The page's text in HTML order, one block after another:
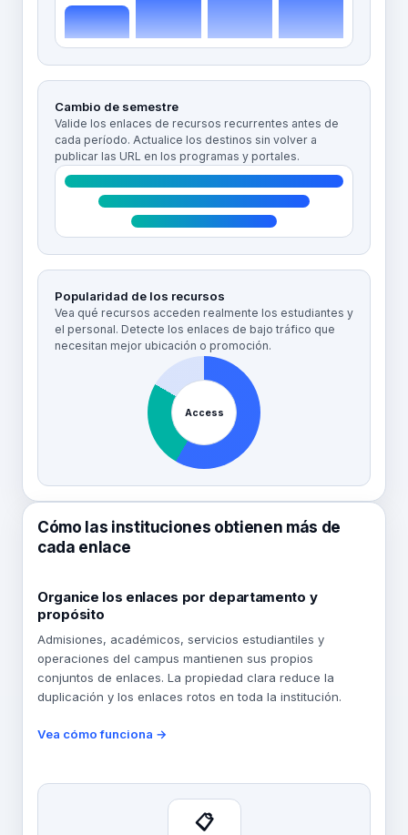
Cambio de semestre
Valide los enlaces de recursos recurrentes antes de
cada período. Actualice los destinos sin volver a
publicar las URL en los programas y portales.
Popularidad de los recursos
Vea qué recursos acceden realmente los estudiantes y
el personal. Detecte los enlaces de bajo tráfico que
necesitan mejor ubicación o promoción.
Access
Cómo las instituciones obtienen más de
cada enlace
Organice los enlaces por departamento y
propósito
Admisiones, académicos, servicios estudiantiles y
operaciones del campus mantienen sus propios
conjuntos de enlaces. La propiedad clara reduce la
duplicación y los enlaces rotos en toda la institución.
Vea cómo funciona →
📋